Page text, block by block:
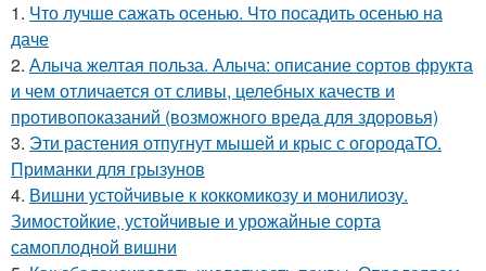
1. Что лучше сажать осенью. Что посадить осенью на
даче
2. Алыча желтая польза. Алыча: описание сортов фрукта
и чем отличается от сливы, целебных качеств и
противопоказаний (возможного вреда для здоровья)
3. Эти растения отпугнут мышей и крыс с огородаТО.
Приманки для грызунов
4. Вишни устойчивые к коккомикозу и монилиозу.
Зимостойкие, устойчивые и урожайные сорта
самоплодной вишни